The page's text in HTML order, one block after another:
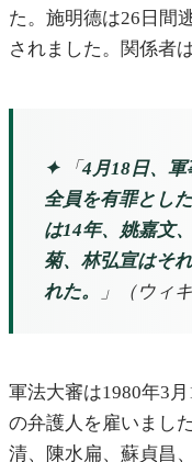
た。施明德は26日間
されました。関係者
✦「4月18日、
全員を有罪とし
は14年、姚嘉文
菊、林弘宣はそ
れた。
」（ウィ
軍法大審は1980年3
の弁護人を雇いまし
清、陳水扁、蘇貞昌